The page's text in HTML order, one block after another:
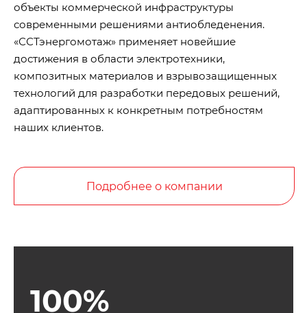
объекты коммерческой инфраструктуры
современными решениями антиобледенения.
«ССТэнергомотаж» применяет новейшие
достижения в области электротехники,
композитных материалов и взрывозащищенных
технологий для разработки передовых решений,
адаптированных к конкретным потребностям
наших клиентов.
Подробнее о компании
100%